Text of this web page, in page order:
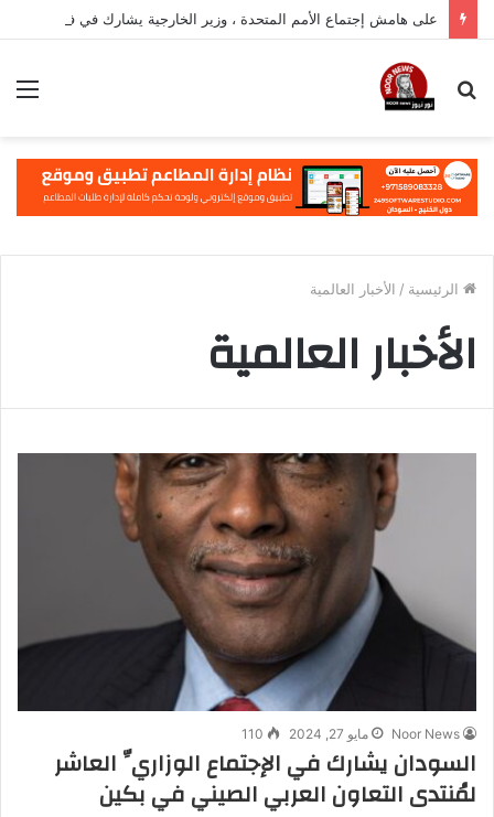
بحث
الرئيسية / الأخبار العالمية
الأخبار العالمية
Noor News مايو 27, 2024 110
السودان يشارك في الإجتماع الوزاريِّ العاشر
لمُنتدى التعاون العربي الصيني في بكين